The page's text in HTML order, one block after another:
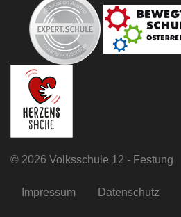
© 2026 Volksschule 12 - Festung
Impressum Datenschutz